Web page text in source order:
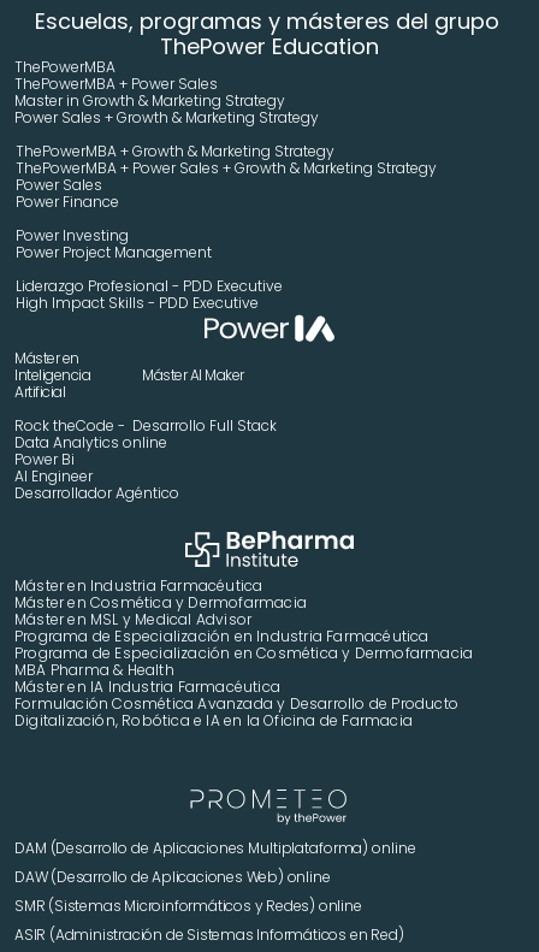
Escuelas, programas y másteres del grupo
ThePower Education
ThePowerMBA
ThePowerMBA + Power Sales
Master in Growth & Marketing Strategy
Power Sales + Growth & Marketing Strategy
ThePowerMBA + Growth & Marketing Strategy
ThePowerMBA + Power Sales + Growth & Marketing Strategy
Power Sales
Power Finance
Power Investing
Power Project Management
Liderazgo Profesional - PDD Executive
High Impact Skills - PDD Executive
Máster en
Inteligencia
Artificial
Máster AI Maker
Rock theCode -  Desarrollo Full Stack
Data Analytics online
Power Bi
AI Engineer
Desarrollador Agéntico
Máster en Industria Farmacéutica
Máster en Cosmética y Dermofarmacia
Máster en MSL y Medical Advisor
Programa de Especialización en Industria Farmacéutica
Programa de Especialización en Cosmética y Dermofarmacia
MBA Pharma & Health
Máster en IA Industria Farmacéutica
Formulación Cosmética Avanzada y Desarrollo de Producto
Digitalización, Robótica e IA en la Oficina de Farmacia
DAM (Desarrollo de Aplicaciones Multiplataforma) online
DAW (Desarrollo de Aplicaciones Web) online
SMR (Sistemas Microinformáticos y Redes) online
ASIR (Administración de Sistemas Informáticos en Red)